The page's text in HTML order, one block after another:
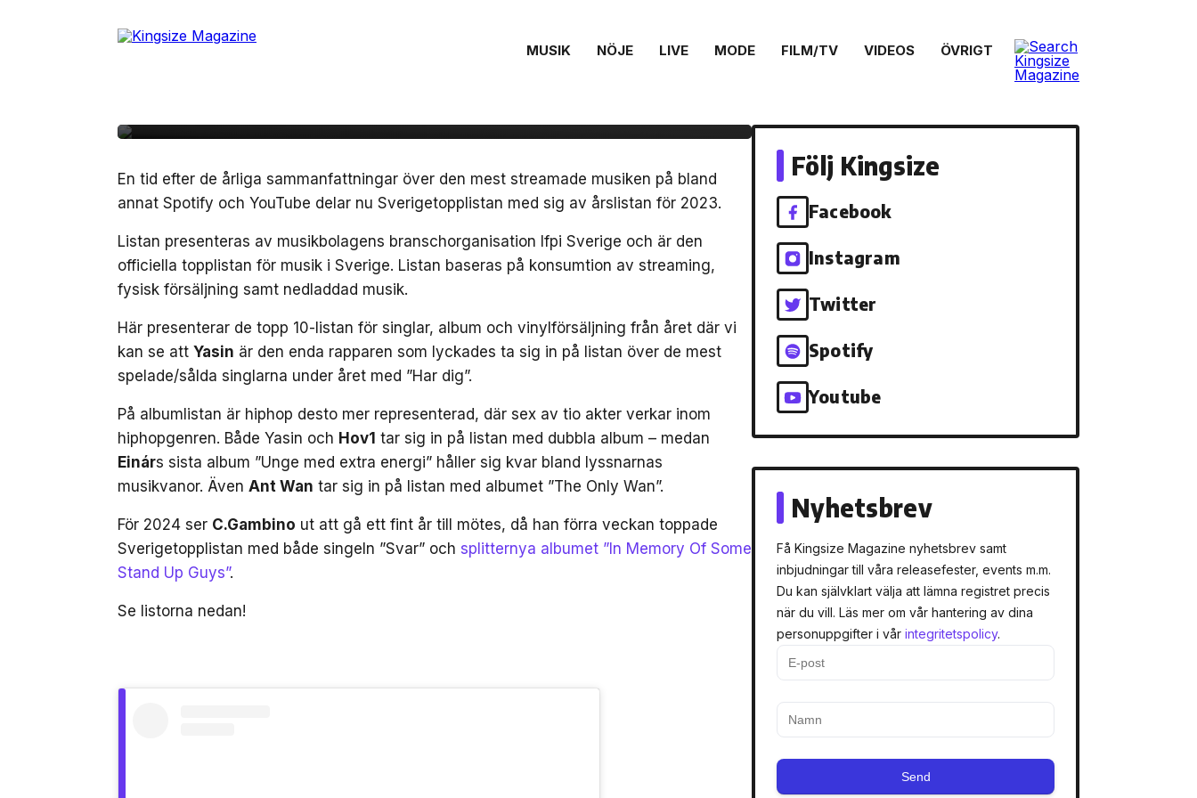
MUSIK NÖJE LIVE MODE FILM/TV VIDEOS ÖVRIGT
NÖJE 18 januari, 2024
Album av Yasin, Einár och Ant Wan med på
En tid efter de årliga sammanfattningar över den mest streamade musiken på bland
annat Spotify och YouTube delar nu Sverigetopplistan med sig av årslistan för 2023.
Listan presenteras av musikbolagens branschorganisation Ifpi Sverige och är den
officiella topplistan för musik i Sverige. Listan baseras på konsumtion av streaming,
fysisk försäljning samt nedladdad musik.
Här presenterar de topp 10-listan för singlar, album och vinylförsäljning från året där vi
kan se att Yasin är den enda rapparen som lyckades ta sig in på listan över de mest
spelade/sålda singlarna under året med ”Har dig”.
På albumlistan är hiphop desto mer representerad, där sex av tio akter verkar inom
hiphopgenren. Både Yasin och Hov1 tar sig in på listan med dubbla album – medan
Einárs sista album ”Unge med extra energi” håller sig kvar bland lyssnarnas
musikvanor. Även Ant Wan tar sig in på listan med albumet ”The Only Wan”.
För 2024 ser C.Gambino ut att gå ett fint år till mötes, då han förra veckan toppade
Sverigetopplistan med både singeln ”Svar” och splitternya albumet ”In Memory Of Some
Stand Up Guys”.
Se listorna nedan!
Följ Kingsize
Facebook
Instagram
Twitter
Spotify
Youtube
Nyhetsbrev
Få Kingsize Magazine nyhetsbrev samt
inbjudningar till våra releasefester, events m.m.
Du kan självklart välja att lämna registret precis
när du vill. Läs mer om vår hantering av dina
personuppgifter i vår integritetspolicy.
Send